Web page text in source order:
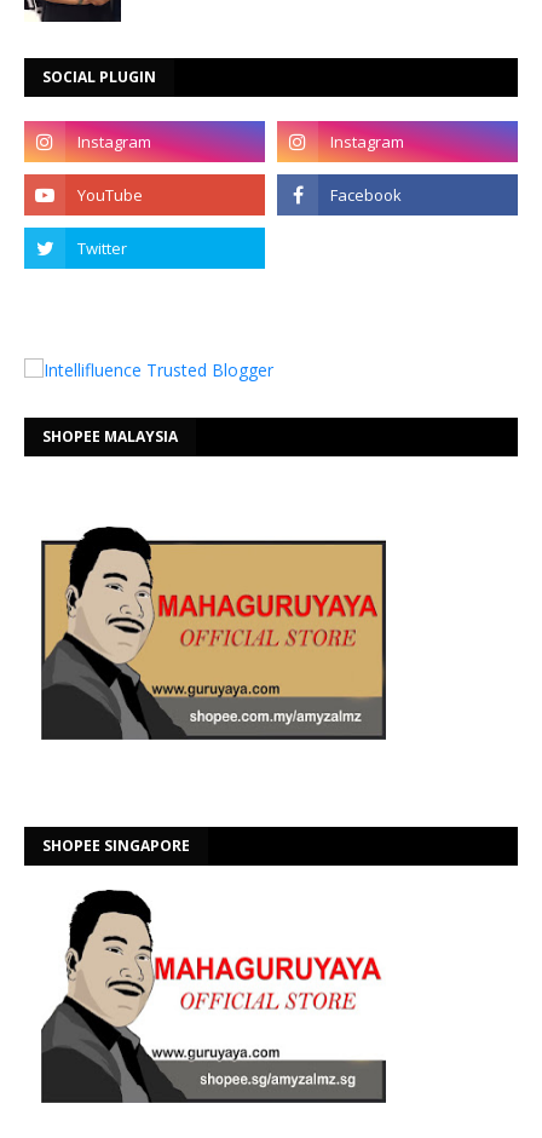
SOCIAL PLUGIN
SHOPEE MALAYSIA
SHOPEE SINGAPORE